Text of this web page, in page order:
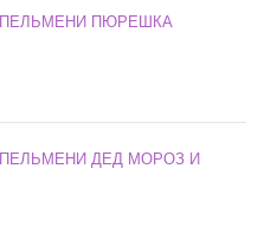
ПЮРЕШКА
ДЕД МОРОЗ И